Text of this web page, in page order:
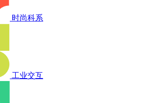
时尚科系
工业交互